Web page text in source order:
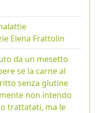
Elena Frattolin
da un mesetto
se la carne al
senza glutine
non intendo
trattatati, ma le